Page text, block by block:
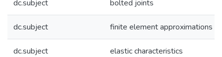
dc.subject bolted joints
dc.subject finite element approximations
dc.subject elastic characteristics